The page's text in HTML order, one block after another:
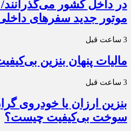
در داخل کشور
موتور جدید سفرهای
3 ساعت قبل
مالیات پنهان بنزین
3 ساعت قبل
بنزین ارزان یا خودروی
سوخت بی‌کیفیت چیست؟